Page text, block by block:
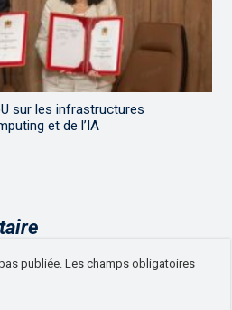
sur les infrastructures
et de l’IA
publiée. Les champs obligatoires